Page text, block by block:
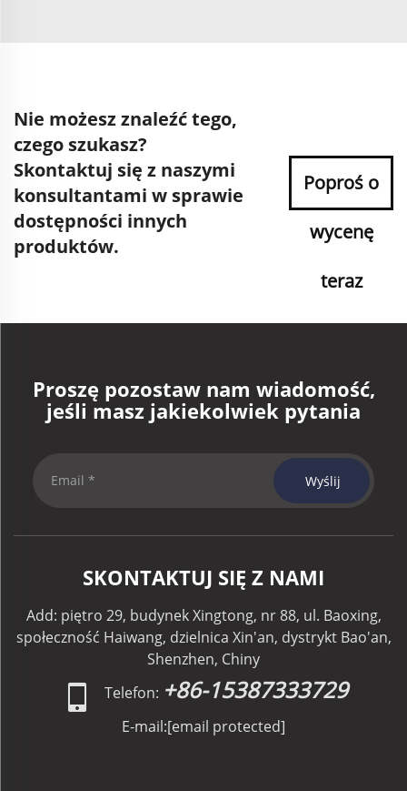
Nie możesz znaleźć tego,
czego szukasz?
Skontaktuj się z naszymi
konsultantami w sprawie
dostępności innych
produktów.
Poproś o
wycenę
teraz
Proszę pozostaw nam wiadomość,
jeśli masz jakiekolwiek pytania
Wyślij
SKONTAKTUJ SIĘ Z NAMI
Add: piętro 29, budynek Xingtong, nr 88, ul. Baoxing,
społeczność Haiwang, dzielnica Xin'an, dystrykt Bao'an,
Shenzhen, Chiny
Telefon: +86-15387333729
E-mail:[email protected]